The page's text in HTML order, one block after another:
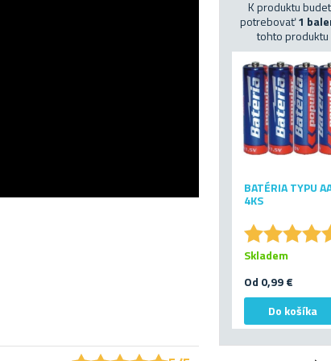
K produktu
potrebovať1
tohto produktu
BATÉRIA TYPU
4KS
★★★★
★★★★
Od 0,99 €
Skladem